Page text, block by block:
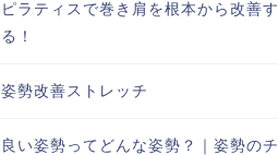
ピラティスで巻き肩を根本から改善す
る！
姿勢改善ストレッチ
良い姿勢ってどんな姿勢？｜姿勢のチ